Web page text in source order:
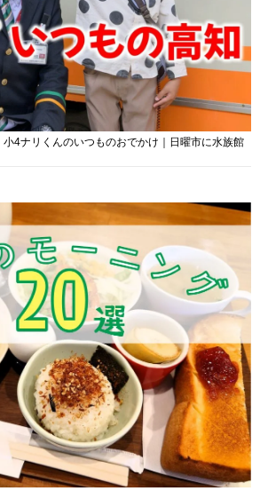
小4ナリくんのいつものおでかけ｜日曜市に水族館